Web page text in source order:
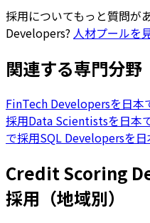
採用についてもっと質問が
Developers? 人材プールを
関連する専門分野
FinTech Developersを日本
採用Data Scientistsを日本
で採用SQL Developersを
Credit Scoring
採用（地域別）